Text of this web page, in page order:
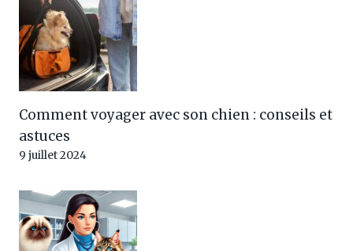
Comment voyager avec son chien : conseils et
astuces
9 juillet 2024